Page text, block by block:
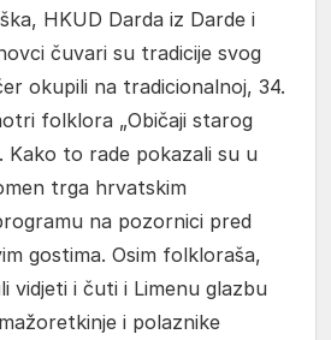
HKUD Darda iz Darde i
čuvari su tradicije svog
okupili na tradicionalnoj, 34.
folklora „Običaji starog
Kako to rade pokazali su u
trga hrvatskim
na pozornici pred
gostima. Osim folkloraša,
vidjeti i čuti i Limenu glazbu
i polaznike